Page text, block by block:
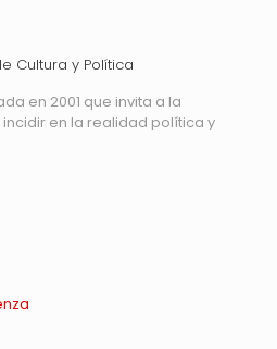
Cultura y Política
en 2001 que invita a la
en la realidad política y